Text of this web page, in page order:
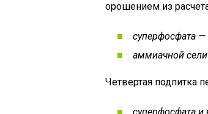
орошением из
суперфосфата
аммиачной
Четвертая подпитка